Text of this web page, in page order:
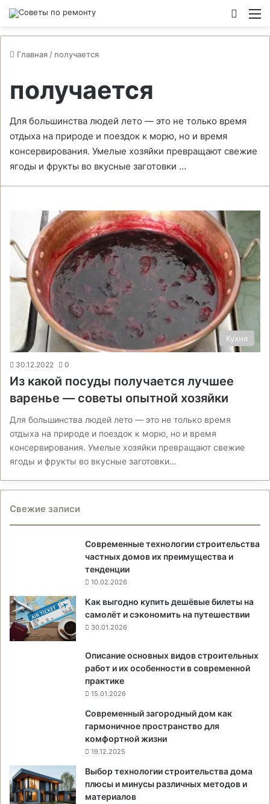
Главная / получается
получается
Для большинства людей лето — это не только время
отдыха на природе и поездок к морю, но и время
консервирования. Умелые хозяйки превращают свежие
ягоды и фрукты во вкусные заготовки …
Кухня
30.12.2022 0
Из какой посуды получается лучшее
варенье — советы опытной хозяйки
Для большинства людей лето — это не только время
отдыха на природе и поездок к морю, но и время
консервирования. Умелые хозяйки превращают свежие
ягоды и фрукты во вкусные заготовки…
Свежие записи
Современные технологии строительства
частных домов их преимущества и
тенденции
10.02.2026
Как выгодно купить дешёвые билеты на
самолёт и сэкономить на путешествии
30.01.2026
Описание основных видов строительных
работ и их особенности в современной
практике
15.01.2026
Современный загородный дом как
гармоничное пространство для
комфортной жизни
19.12.2025
Выбор технологии строительства дома
плюсы и минусы различных методов и
материалов